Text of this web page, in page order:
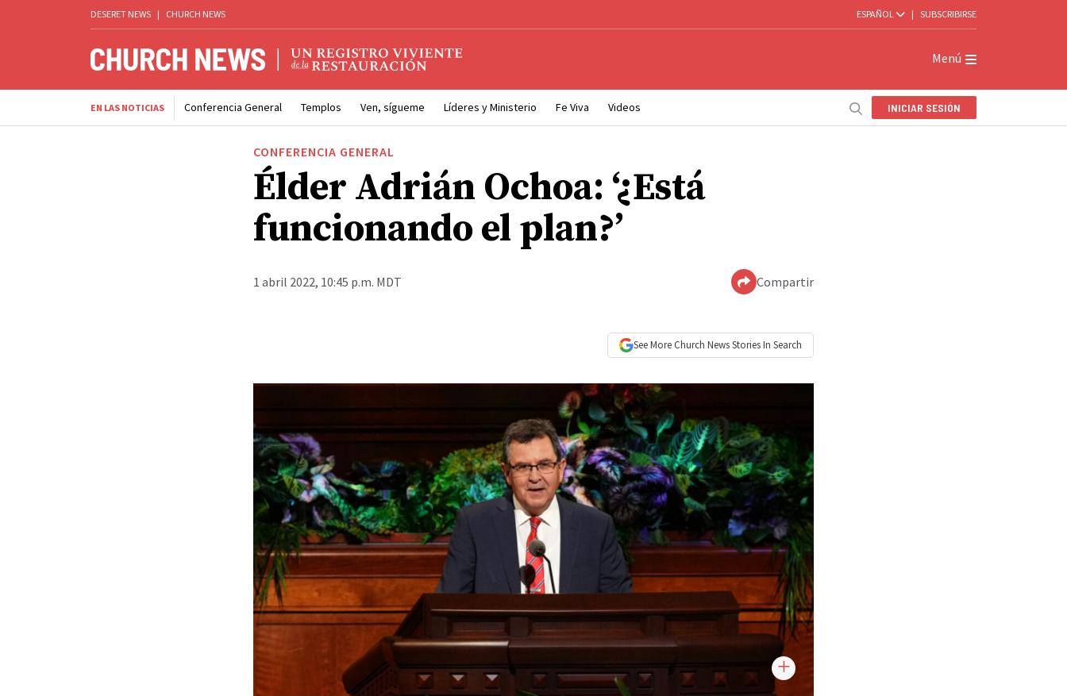
DESERET NEWS | CHURCH NEWS ESPAÑOL | SUBSCRIBIRSE
Menú
EN LAS NOTICIAS Conferencia General Templos Ven, sígueme Líderes y Ministerio Fe Viva Videos INICIAR SESIÓN
CONFERENCIA GENERAL
Élder Adrián Ochoa: ‘¿Está
funcionando el plan?’
1 abril 2022, 10:45 p.m. MDT Compartir
See More Church NewsStories In Search